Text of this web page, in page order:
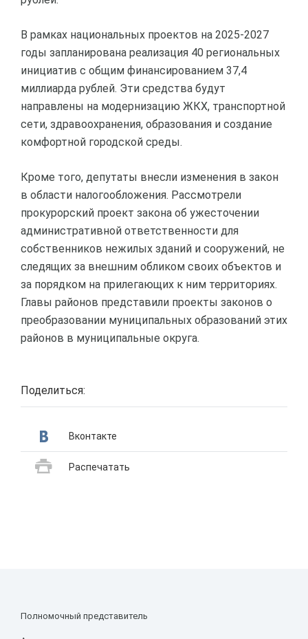
В рамках национальных проектов на 2025-2027
годы запланирована реализация 40 региональных
инициатив с общим финансированием 37,4
миллиарда рублей. Эти средства будут
направлены на модернизацию ЖКХ, транспортной
сети, здравоохранения, образования и создание
комфортной городской среды.
Кроме того, депутаты внесли изменения в закон
в области налогообложения. Рассмотрели
прокурорский проект закона об ужесточении
административной ответственности для
собственников нежилых зданий и сооружений, не
следящих за внешним обликом своих объектов и
за порядком на прилегающих к ним территориях.
Главы районов представили проекты законов о
преобразовании муниципальных образований этих
районов в муниципальные округа.
Поделиться:
Вконтакте
Распечатать
Полномочный представитель